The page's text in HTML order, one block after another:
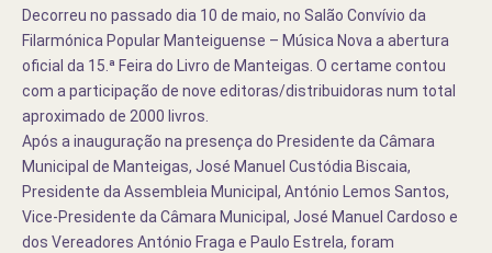
Decorreu no passado dia 10 de maio, no Salão Convívio da
Filarmónica Popular Manteiguense – Música Nova a abertura
oficial da 15.ª Feira do Livro de Manteigas. O certame contou
com a participação de nove editoras/distribuidoras num total
aproximado de 2000 livros.
Após a inauguração na presença do Presidente da Câmara
Municipal de Manteigas, José Manuel Custódia Biscaia,
Presidente da Assembleia Municipal, António Lemos Santos,
Vice-Presidente da Câmara Municipal, José Manuel Cardoso e
dos Vereadores António Fraga e Paulo Estrela, foram